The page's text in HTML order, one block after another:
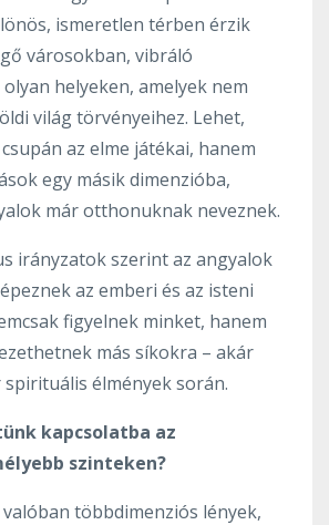
ismeretlen térben érzik
városokban, vibráló
helyeken, amelyek nem
világ törvényeihez. Lehet,
az elme játékai, hanem
egy másik dimenzióba,
már otthonuknak neveznek.
irányzatok szerint az angyalok
az emberi és az isteni
figyelnek minket, hanem
más síkokra – akár
élmények során.
kapcsolatba az
szinteken?
többdimenziós lények,